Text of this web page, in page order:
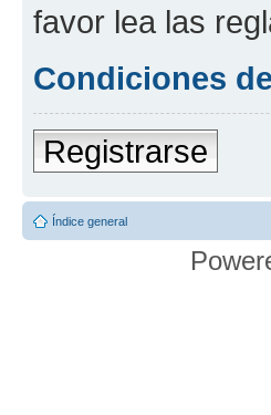
favor lea las
Condiciones
Registrarse
Índice general